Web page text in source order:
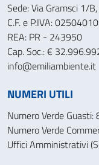
Sede: Via Gramsci 1/
C.F. e P.IVA:
REA: PR - 243950
Cap. Soc.: €
info@emiliambiente.it
NUMERI UTILI
Numero Verde
Numero Verde
Uffici Amministrativi